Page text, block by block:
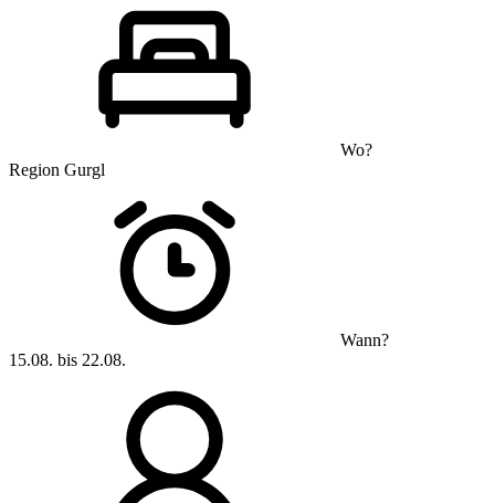
Wo?
Region Gurgl
Wann?
15.08. bis 22.08.